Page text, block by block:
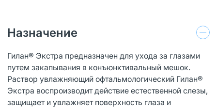
Назначение
Гилан® Экстра предназначен для ухода за глазами
путем закапывания в конъюнктивальный мешок.
Раствор увлажняющий офтальмологический Гилан®
Экстра воспроизводит действие естественной слезы,
защищает и увлажняет поверхность глаза и